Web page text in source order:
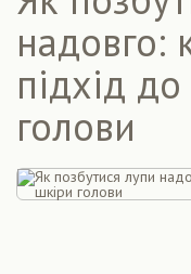
надовго:
підхід
голови